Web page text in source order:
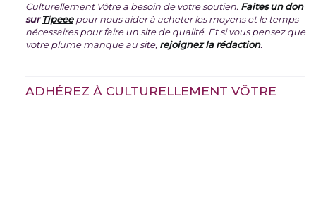
Culturellement Vôtre a besoin de votre soutien. Faites un don
surTipeeepour nous aider à acheter les moyens et le temps
nécessaires pour faire un site de qualité. Et si vous pensez que
votre plume manque au site, rejoignez la rédaction.
ADHÉREZ À CULTURELLEMENT VÔTRE